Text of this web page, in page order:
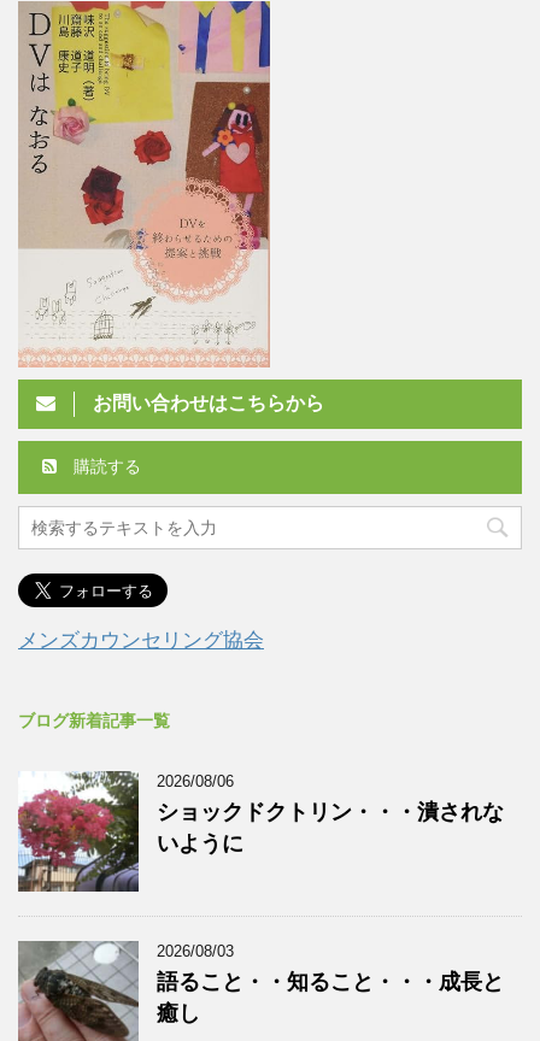
お問い合わせはこちらから
購読する
メンズカウンセリング協会
ブログ新着記事一覧
2026/08/06
ショックドクトリン・・・潰されな
いように
2026/08/03
語ること・・知ること・・・成長と
癒し